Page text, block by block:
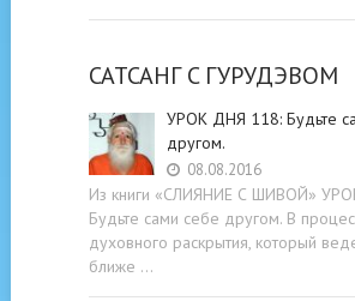
САТСАНГ C ГУРУДЭВОМ
УРОК ДНЯ 118: Будьте
другом.
08.08.2016
Из книги «СЛИЯНИЕ С ШИВОЙ»
Будьте cами cебе другом. В
духовного раскрытия, который
ближе …